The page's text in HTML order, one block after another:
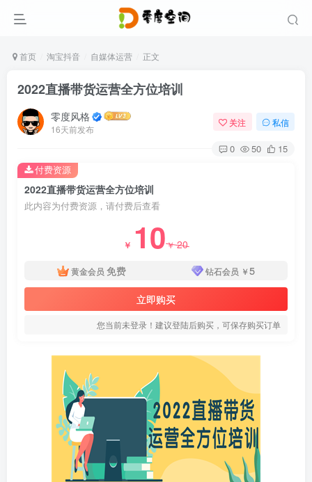
首页 淘宝抖音 自媒体运营 正文
2022直播带货运营全方位培训
零度风格
16天前发布
关注 私信
0 50 15
2022直播带货运营全方位培训
此内容为付费资源，请付费后查看
￥ 10￥20
黄金会员 免费 钻石会员 ￥5
立即购买
您当前未登录！建议登陆后购买，可保存购买订单
付费资源